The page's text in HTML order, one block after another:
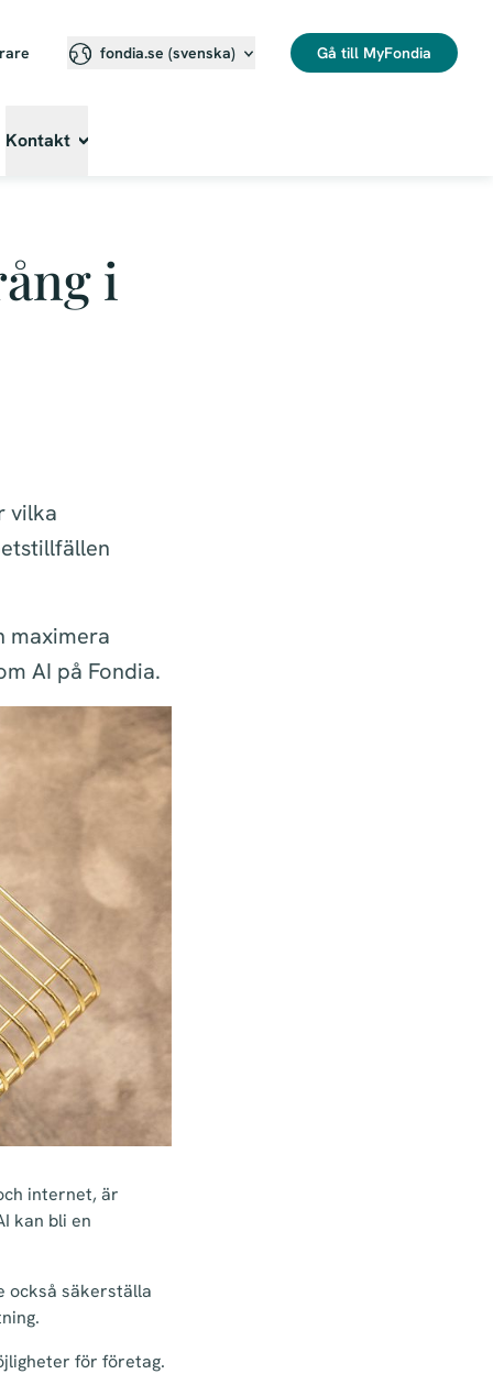
fondia.se (svenska)⁠ Gå till MyFondia
Kontakt
i
vilka
maximera
AI på Fondia.
internet, är
kan bli en
också säkerställa
för företag.